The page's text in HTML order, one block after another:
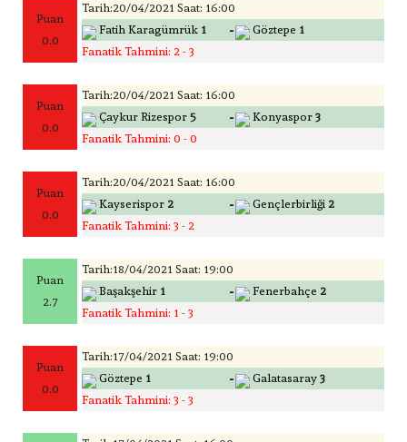
Puan
0.0
Tarih:20/04/2021 Saat: 16:00
Fatih Karagümrük 1 - Göztepe 1
Fanatik Tahmini: 2 - 3
Puan
0.0
Tarih:20/04/2021 Saat: 16:00
Çaykur Rizespor 5 - Konyaspor 3
Fanatik Tahmini: 0 - 0
Puan
0.0
Tarih:20/04/2021 Saat: 16:00
Kayserispor 2 - Gençlerbirliği 2
Fanatik Tahmini: 3 - 2
Puan
2.7
Tarih:18/04/2021 Saat: 19:00
Başakşehir 1 - Fenerbahçe 2
Fanatik Tahmini: 1 - 3
Puan
0.0
Tarih:17/04/2021 Saat: 19:00
Göztepe 1 - Galatasaray 3
Fanatik Tahmini: 3 - 3